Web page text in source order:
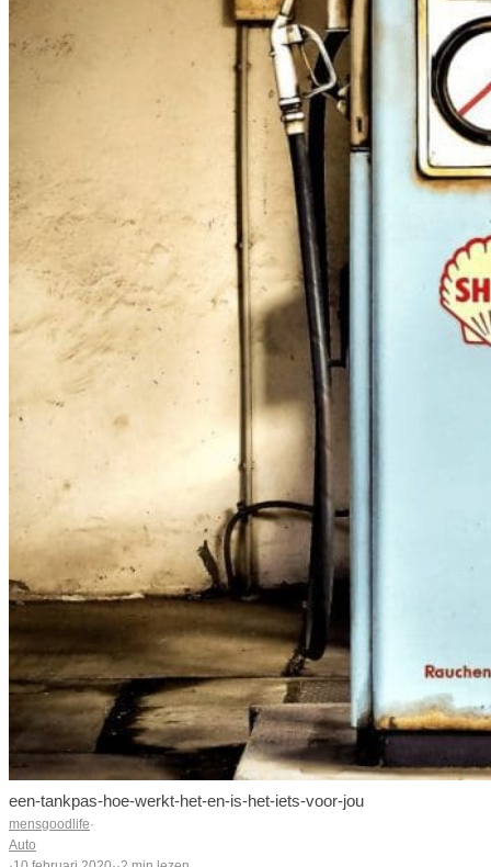
een-tankpas-hoe-werkt-het-en-is-het-iets-voor-jou
mensgoodlife·
Auto